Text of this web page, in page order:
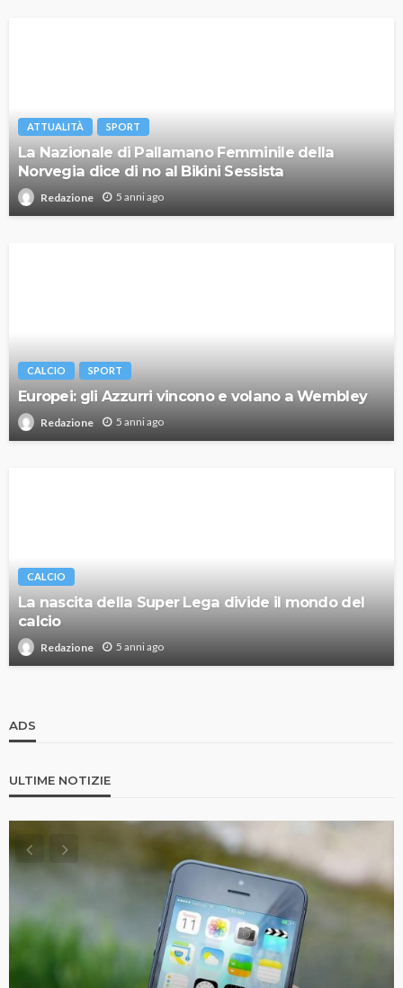
ATTUALITÀ SPORT
La Nazionale di Pallamano Femminile della
Norvegia dice di no al Bikini Sessista
Redazione 5 anni ago
CALCIO SPORT
Europei: gli Azzurri vincono e volano a Wembley
Redazione 5 anni ago
CALCIO
La nascita della Super Lega divide il mondo del
calcio
Redazione 5 anni ago
ADS
ULTIME NOTIZIE